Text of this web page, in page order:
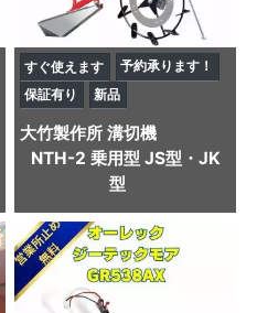
すぐ使えます
予約承ります！
保証有り
新品
大竹製作所 溝切機
NTH-2 乗用型 JS型・JK
型